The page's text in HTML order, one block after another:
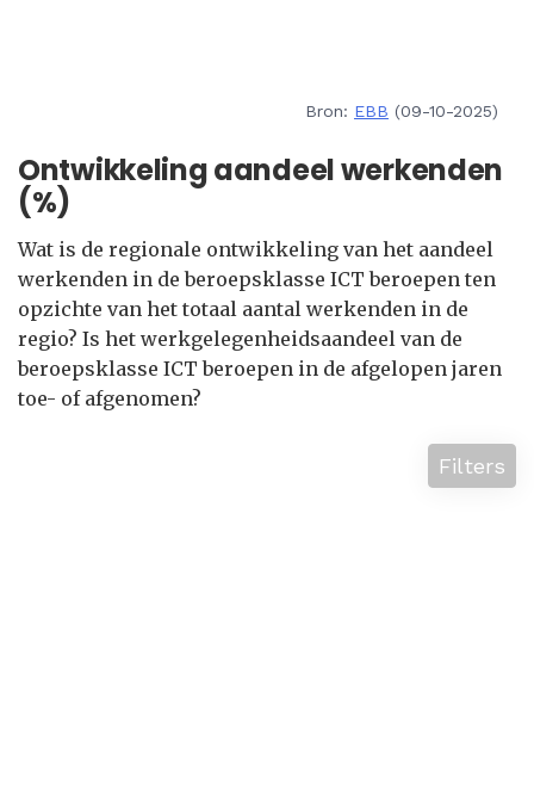
Bron: EBB (09-10-2025)
Ontwikkeling aandeel werkenden
(%)
Wat is de regionale ontwikkeling van het aandeel
werkenden in de beroepsklasse ICT beroepen ten
opzichte van het totaal aantal werkenden in de
regio? Is het werkgelegenheidsaandeel van de
beroepsklasse ICT beroepen in de afgelopen jaren
toe- of afgenomen?
Filters